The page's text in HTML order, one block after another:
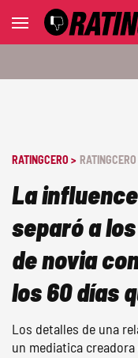
RATINGCERO > RATINGCERO
La
separó a
de novia
los 60 días
Los detalles de una
un mediatica